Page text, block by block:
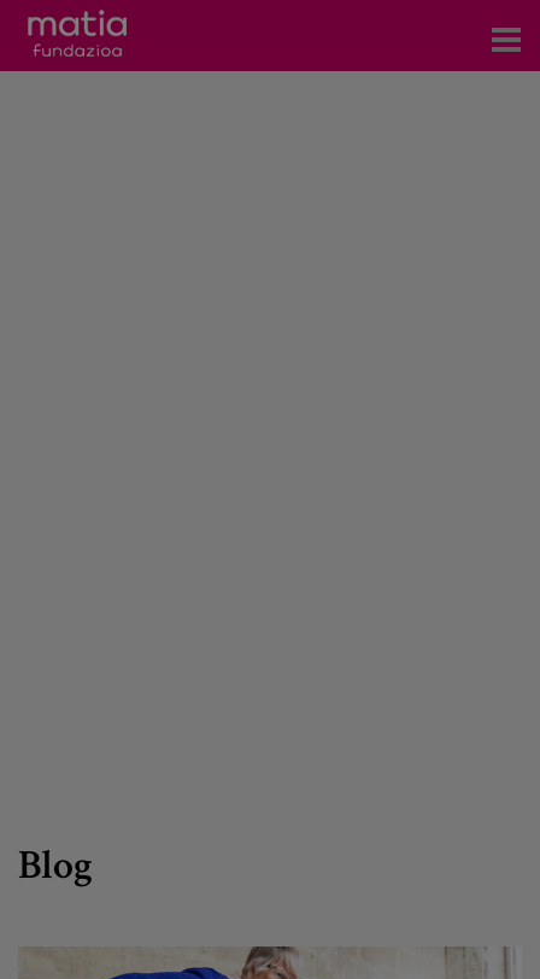
Blog